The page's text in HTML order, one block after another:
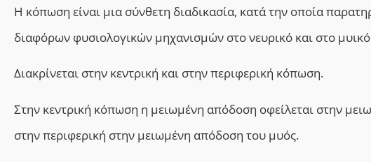
H κόπωση είναι μια σύνθετη διαδικασία, κατά την οποία
διαφόρων φυσιολογικών μηχανισμών στο νευρικό και στο
Διακρίνεται στην κεντρική και στην περιφερική κόπωση.
Στην κεντρική κόπωση η μειωμένη απόδοση οφείλεται στην
στην περιφερική στην μειωμένη απόδοση του μυός.